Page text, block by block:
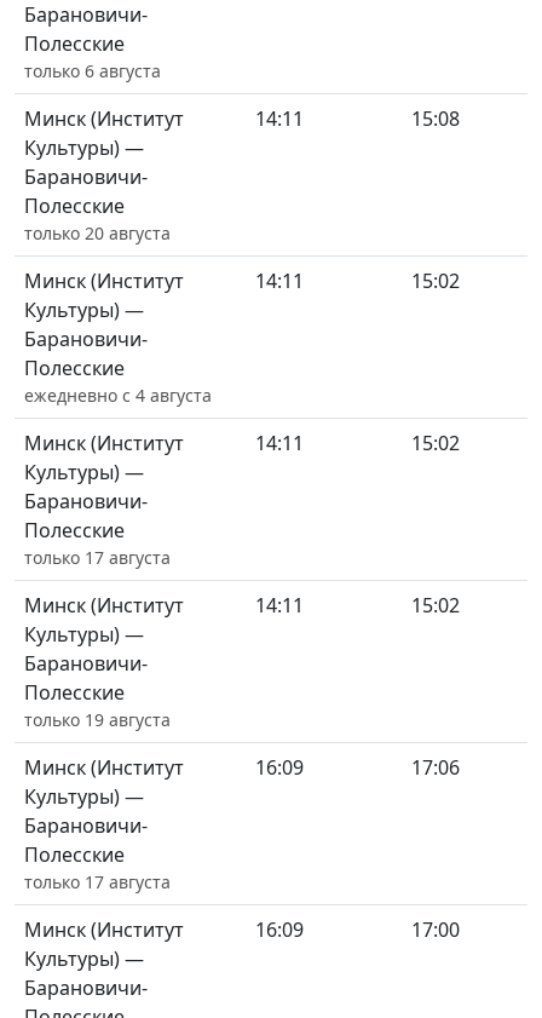
Барановичи-
Полесские
только 6 августа
Минск (Институт
Культуры) —
Барановичи-
Полесские
только 20 августа
14:11 15:08
Минск (Институт
Культуры) —
Барановичи-
Полесские
ежедневно с 4 августа
14:11 15:02
Минск (Институт
Культуры) —
Барановичи-
Полесские
только 17 августа
14:11 15:02
Минск (Институт
Культуры) —
Барановичи-
Полесские
только 19 августа
14:11 15:02
Минск (Институт
Культуры) —
Барановичи-
Полесские
только 17 августа
16:09 17:06
Минск (Институт
Культуры) —
Барановичи-
16:09 17:00